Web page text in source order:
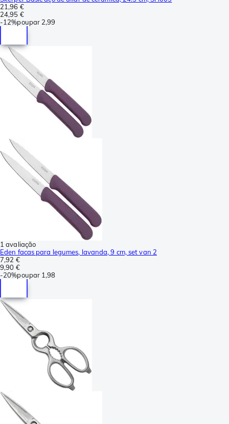
21,96 €
24,95 €
-12%poupar 2,99
1 avaliação
Eden facas para legumes, lavanda, 9 cm, set van 2
7,92 €
9,90 €
-20%poupar 1,98